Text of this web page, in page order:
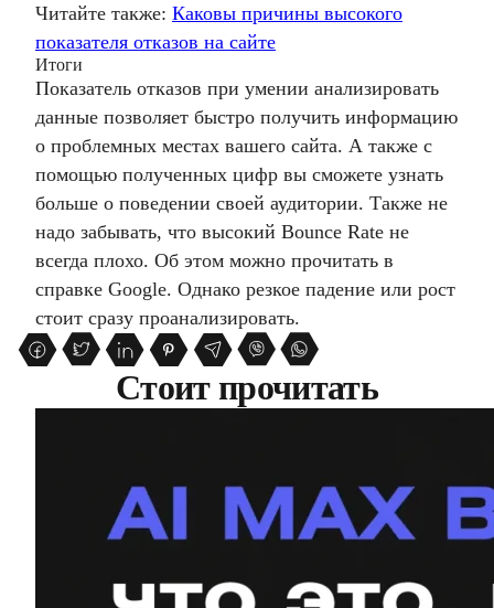
Читайте также: Каковы причины высокого
показателя отказов на сайте
Итоги
Показатель отказов при умении анализировать
данные позволяет быстро получить информацию
о проблемных местах вашего сайта. А также с
помощью полученных цифр вы сможете узнать
больше о поведении своей аудитории. Также не
надо забывать, что высокий Bounce Rate не
всегда плохо. Об этом можно прочитать в
справке Google. Однако резкое падение или рост
стоит сразу проанализировать.
Стоит прочитать